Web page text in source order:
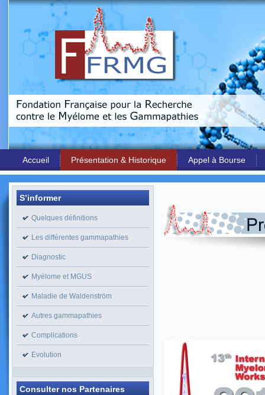
Accueil Présentation & Historique Appel à Bourse
S’informer
Quelques définitions
Les différentes gammapathies
Diagnostic
Myélome et MGUS
Maladie de Waldenström
Autres gammapathies
Complications
Evolution
Consulter nos Partenaires